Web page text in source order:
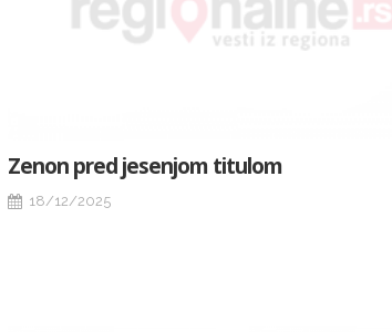
Zenon pred jesenjom titulom
18/12/2025